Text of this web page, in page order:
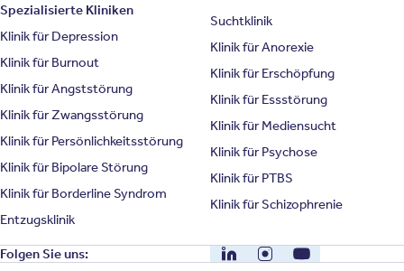
Spezialisierte Kliniken
Klinik für Depression
Klinik für Burnout
Klinik für Angststörung
Klinik für Zwangsstörung
Klinik für Persönlichkeitsstörung
Klinik für Bipolare Störung
Klinik für Borderline Syndrom
Entzugsklinik
Suchtklinik
Klinik für Anorexie
Klinik für Erschöpfung
Klinik für Essstörung
Klinik für Mediensucht
Klinik für Psychose
Klinik für PTBS
Klinik für Schizophrenie
Folgen Sie uns: LinkedInInstagramYouTube